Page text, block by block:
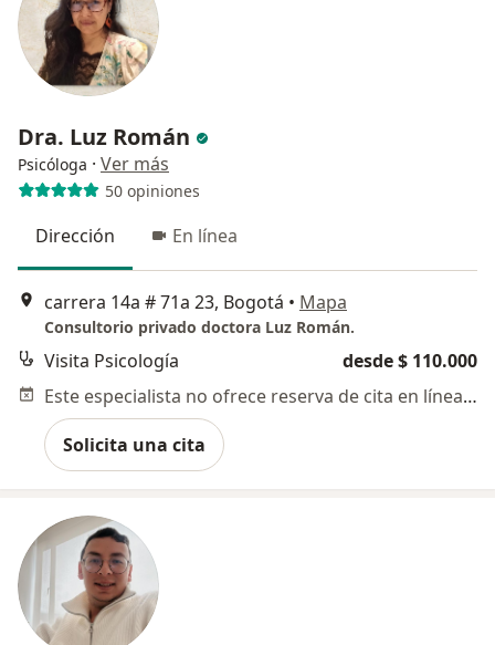
Dra. Luz Román
Psicóloga · Ver más
50 opiniones
Dirección En línea
carrera 14a # 71a 23, Bogotá • Mapa
Consultorio privado doctora Luz Román.
Visita Psicología
desde $ 110.000
Este especialista no ofrece reserva de cita en línea en esta dirección.
Solicita una cita